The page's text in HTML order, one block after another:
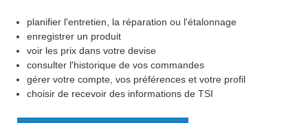
planifier l'entretien, la réparation ou l'étalonnage
enregistrer un produit
voir les prix dans votre devise
consulter l'historique de vos commandes
gérer votre compte, vos préférences et votre profil
choisir de recevoir des informations de TSI